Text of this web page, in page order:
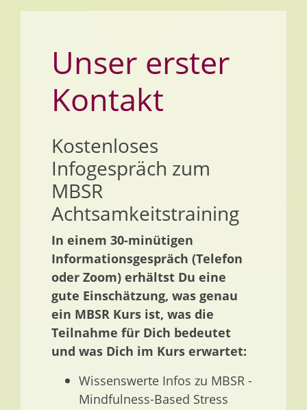
Unser erster
Kontakt
Kostenloses
Infogespräch zum
MBSR
Achtsamkeitstraining
In einem 30-minütigen
Informationsgespräch (Telefon
oder Zoom) erhältst Du eine
gute Einschätzung, was genau
ein MBSR Kurs ist, was die
Teilnahme für Dich bedeutet
und was Dich im Kurs erwartet:
Wissenswerte Infos zu MBSR -
Mindfulness-Based Stress